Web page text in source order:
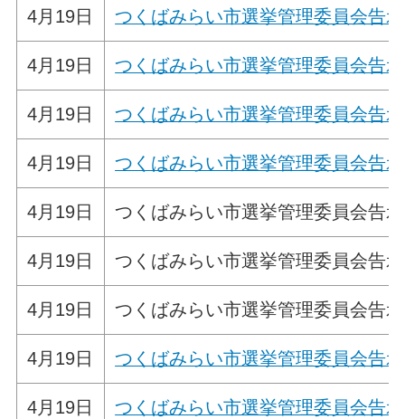
4月19日 つくばみらい市選挙管理委員会告
4月19日 つくばみらい市選挙管理委員会告
4月19日 つくばみらい市選挙管理委員会告
4月19日 つくばみらい市選挙管理委員会告
4月19日 つくばみらい市選挙管理委員会告
4月19日 つくばみらい市選挙管理委員会告
4月19日 つくばみらい市選挙管理委員会告
4月19日 つくばみらい市選挙管理委員会告
4月19日 つくばみらい市選挙管理委員会告